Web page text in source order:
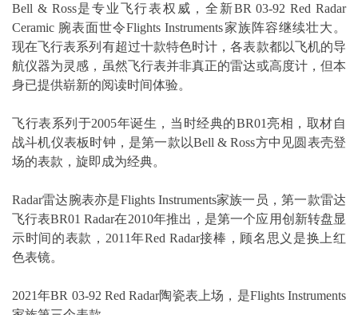
Bell & Ross是专业飞行表权威，全新BR 03-92 Red Radar
Ceramic 腕表面世令Flights Instruments家族阵容继续壮大。
现在飞行表系列有超过十款特色时计，各表款都以飞机的导
航仪器为灵感，虽然飞行表并非真正的雷达或高度计，但本
身已提供崭新的阅读时间体验。
飞行表系列于2005年诞生，当时经典的BR01亮相，取材自
战斗机仪表板时钟，是第一款以Bell & Ross方中见圆表壳登
场的表款，旋即成为经典。
Radar雷达腕表亦是Flights Instruments家族一员，第一款雷达
飞行表BR01 Radar在2010年推出，是第一个应用创新转盘显
示时间的表款，2011年Red Radar接棒，顾名思义是换上红
色表镜。
2021年BR 03-92 Red Radar陶瓷表上场，是Flights Instruments